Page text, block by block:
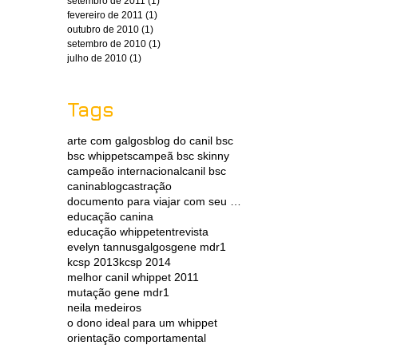
fevereiro de 2011 (1)
outubro de 2010 (1)
setembro de 2010 (1)
julho de 2010 (1)
Tags
arte com galgosblog do canil bsc
bsc whippetscampeã bsc skinny
campeão internacionalcanil bsc
caninablogcastração
educação canina
educação whippetentrevista
evelyn tannusgalgosgene mdr1
kcsp 2013kcsp 2014
melhor canil whippet 2011
mutação gene mdr1
neila medeiros
o dono ideal para um whippet
orientação comportamental